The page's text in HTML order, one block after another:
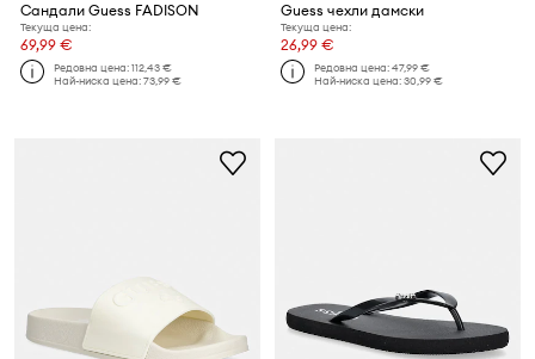
Сандали Guess FADISON
Текуща цена:
69,99 €
Редовна цена:112,43 €
Най-ниска цена:73,99 €
Guess чехли дамски
Текуща цена:
26,99 €
Редовна цена:47,99 €
Най-ниска цена:30,99 €